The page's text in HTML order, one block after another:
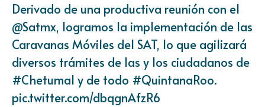
Derivado de una productiva reunión con el
@Satmx, logramos la implementación de las
Caravanas Móviles del SAT, lo que agilizará
diversos trámites de las y los ciudadanos de
#Chetumal y de todo #QuintanaRoo.
pic.twitter.com/dbqgnAfzR6